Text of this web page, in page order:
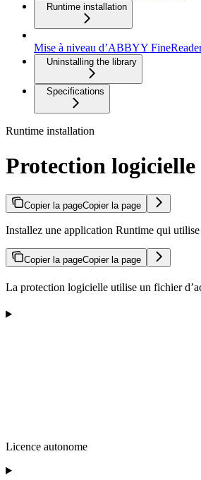
Runtime installation
Mise à niveau d’ABBYY
Uninstalling the library
Specifications
Runtime installation
Protection logicielle
Copier la pageCopier la page
Installez une application Runtime qui
Copier la pageCopier la page
La protection logicielle utilise un fichier
Licence autonome